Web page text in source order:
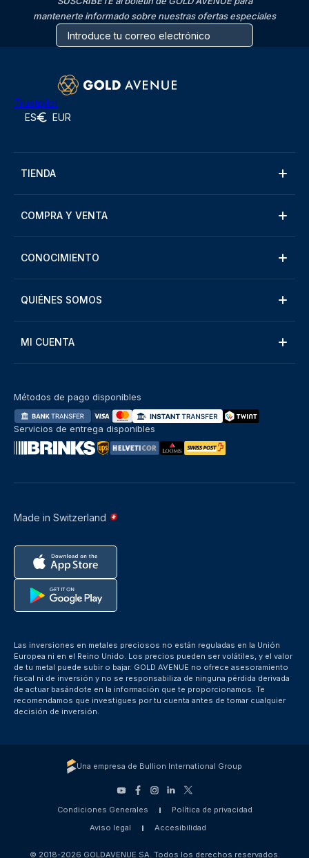
mantenerte informado sobre nuestras ofertas especiales
Trustpilot
ES EUR
TIENDA
COMPRA Y VENTA
CONOCIMIENTO
QUIÉNES SOMOS
MI CUENTA
Made in Switzerland
Métodos de pago disponibles
Servicios de entrega disponibles
Las inversiones en metales preciosos no están reguladas en la Unión
Europea ni en el Reino Unido. Los precios pueden ser volátiles, y el valor
de tu metal puede subir o bajar. GOLD AVENUE no ofrece asesoramiento
fiscal ni de inversión y no se responsabiliza de ninguna pérdida derivada
de actuar basándote en la información que te proporcionamos. Te
recomendamos que investigues por tu cuenta antes de tomar cualquier
decisión de inversión.
Una empresa de Bullion International Group
Condiciones Generales
Política de privacidad
Aviso legal
Accesibilidad
© 2018-2026 GOLDAVENUE SA. Todos los derechos reservados.